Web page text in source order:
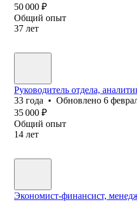
50 000 ₽
Общий опыт
37 лет
Руководитель отдела,
33 года • Обновлено 6
35 000 ₽
Общий опыт
14 лет
Экономист-финансист,